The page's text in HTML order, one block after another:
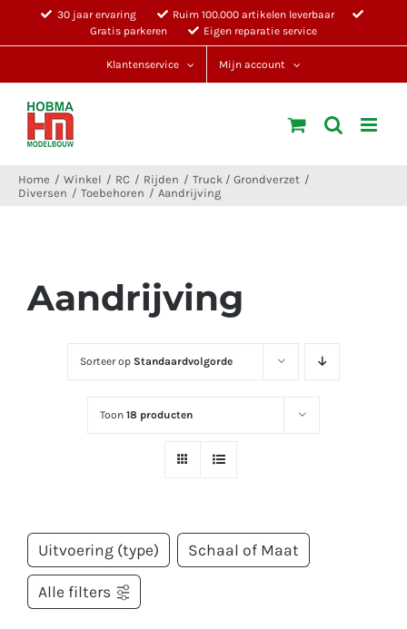
30 jaar ervaring
Ruim 100.000 artikelen leverbaar
Gratis parkeren
Eigen reparatie service
Klantenservice Mijn account
Home Winkel RC Rijden
Truck / Grondverzet
Diversen
Toebehoren Aandrijving
Aandrijving
Sorteer op Standaardvolgorde
Toon18 producten
Uitvoering (type) Schaal of Maat
Alle filters